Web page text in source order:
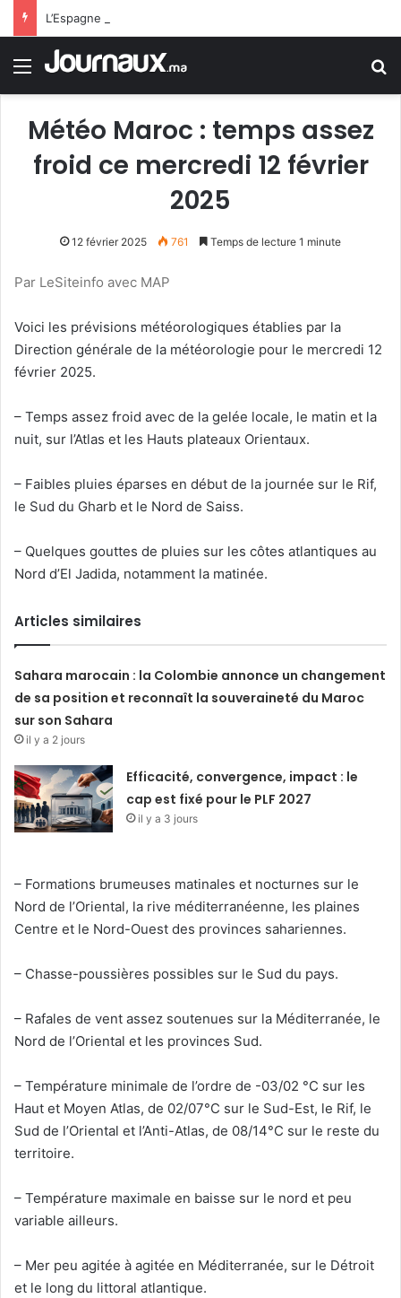
Menu
Météo Maroc : temps assez
froid ce mercredi 12 février
2025
12 février 2025 761 Temps de lecture 1 minute
Par LeSiteinfo avec MAP
Voici les prévisions météorologiques établies par la
Direction générale de la météorologie pour le mercredi 12
février 2025.
– Temps assez froid avec de la gelée locale, le matin et la
nuit, sur l’Atlas et les Hauts plateaux Orientaux.
– Faibles pluies éparses en début de la journée sur le Rif,
le Sud du Gharb et le Nord de Saiss.
– Quelques gouttes de pluies sur les côtes atlantiques au
Nord d’El Jadida, notamment la matinée.
Articles similaires
Sahara marocain : la Colombie annonce un changement
de sa position et reconnaît la souveraineté du Maroc
sur son Sahara
il y a 2 jours
Efficacité, convergence, impact : le
cap est fixé pour le PLF 2027
il y a 3 jours
– Formations brumeuses matinales et nocturnes sur le
Nord de l’Oriental, la rive méditerranéenne, les plaines
Centre et le Nord-Ouest des provinces sahariennes.
– Chasse-poussières possibles sur le Sud du pays.
– Rafales de vent assez soutenues sur la Méditerranée, le
Nord de l’Oriental et les provinces Sud.
– Température minimale de l’ordre de -03/02 °C sur les
Haut et Moyen Atlas, de 02/07°C sur le Sud-Est, le Rif, le
Sud de l’Oriental et l’Anti-Atlas, de 08/14°C sur le reste du
territoire.
– Température maximale en baisse sur le nord et peu
variable ailleurs.
– Mer peu agitée à agitée en Méditerranée, sur le Détroit
et le long du littoral atlantique.